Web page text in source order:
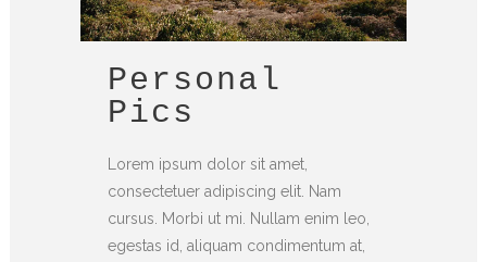
Personal
Pics
Lorem ipsum dolor sit amet,
consectetuer adipiscing elit. Nam
cursus. Morbi ut mi. Nullam enim leo,
egestas id, aliquam condimentum at,